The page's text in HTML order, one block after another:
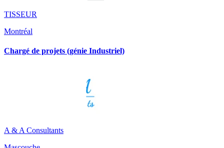
TISSEUR
Montréal
Chargé de projets (génie Industriel)
A & A Consultants